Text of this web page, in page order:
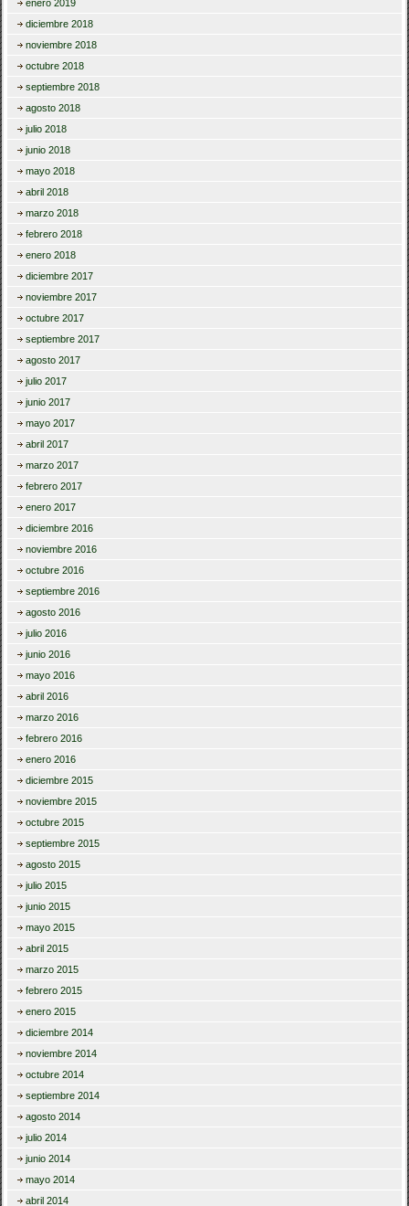
enero 2019
diciembre 2018
noviembre 2018
octubre 2018
septiembre 2018
agosto 2018
julio 2018
junio 2018
mayo 2018
abril 2018
marzo 2018
febrero 2018
enero 2018
diciembre 2017
noviembre 2017
octubre 2017
septiembre 2017
agosto 2017
julio 2017
junio 2017
mayo 2017
abril 2017
marzo 2017
febrero 2017
enero 2017
diciembre 2016
noviembre 2016
octubre 2016
septiembre 2016
agosto 2016
julio 2016
junio 2016
mayo 2016
abril 2016
marzo 2016
febrero 2016
enero 2016
diciembre 2015
noviembre 2015
octubre 2015
septiembre 2015
agosto 2015
julio 2015
junio 2015
mayo 2015
abril 2015
marzo 2015
febrero 2015
enero 2015
diciembre 2014
noviembre 2014
octubre 2014
septiembre 2014
agosto 2014
julio 2014
junio 2014
mayo 2014
abril 2014